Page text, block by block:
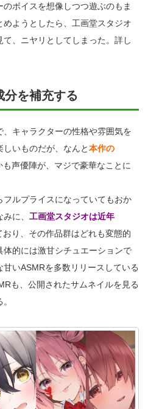
ボイスを想像しつつ遊ぶのもま
ようとしたら、工画堂スタジオ
、ニヤリとしてしまった。詳し
分を補充する
キャラクターの性格や雰囲気を
いものだが、なんと本作の
も声優陣が、マジで豪華なことに
ルプライスになっていてもおか
に、 工画堂スタジオは近年
おり、その作品群はどれも変態的
的には激甘シチュエーションで
いASMRを多数リリースしている
も、公開されたサムネイルを見る